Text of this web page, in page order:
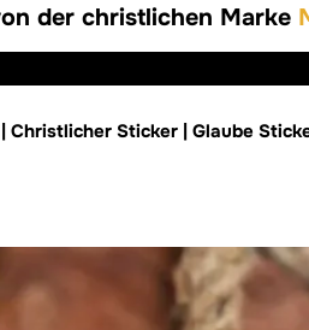
der christlichen Marke
Christlicher Sticker | Glaube